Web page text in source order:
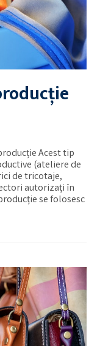
Acest tip
(ateliere de
de tricotaje,
autorizați în
se folosesc